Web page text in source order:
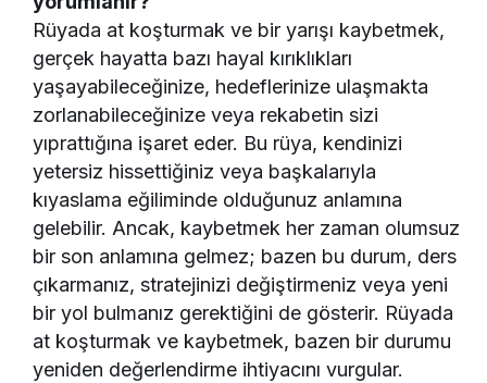
Rüyada at koşturmak ve bir yarışı kaybetmek,
gerçek hayatta bazı hayal kırıklıkları
yaşayabileceğinize, hedeflerinize ulaşmakta
zorlanabileceğinize veya rekabetin sizi
yıprattığına işaret eder. Bu rüya, kendinizi
yetersiz hissettiğiniz veya başkalarıyla
kıyaslama eğiliminde olduğunuz anlamına
gelebilir. Ancak, kaybetmek her zaman olumsuz
bir son anlamına gelmez; bazen bu durum, ders
çıkarmanız, stratejinizi değiştirmeniz veya yeni
bir yol bulmanız gerektiğini de gösterir. Rüyada
at koşturmak ve kaybetmek, bazen bir durumu
yeniden değerlendirme ihtiyacını vurgular.